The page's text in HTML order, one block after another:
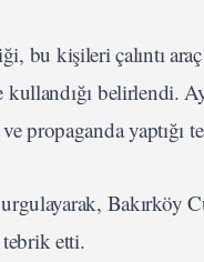
bu kişileri çalıntı
belirlendi.
propaganda yaptığı
Bakırköy
tebrik etti.